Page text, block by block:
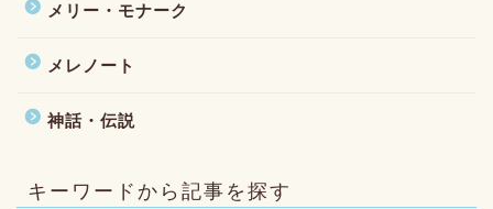
メリー・モナーク
メレノート
神話・伝説
キーワードから記事を探す